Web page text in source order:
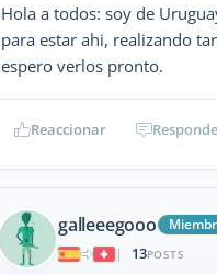
Hola a todos: soy de
para estar ahi, realizando
espero verlos pronto.
Reaccionar
galleeegooo
|
13POSTS